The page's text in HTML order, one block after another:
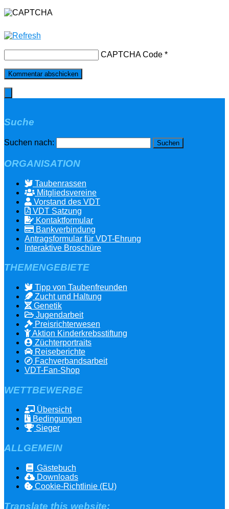
CAPTCHA Code *
Suche
Suchen nach:
ORGANISATION
Taubenrassen
Mitgliedsvereine
Vorstand des VDT
VDT Satzung
Kontaktformular
Bankverbindung
Antragsformular für VDT-Ehrung
Interaktive Broschüre
THEMENGEBIETE
Tipp von Taubenfreunden
Zucht und Haltung
Genetik
Jugendarbeit
Preisrichterwesen
Aktion Kinderkrebsstiftung
Züchterportraits
Reiseberichte
Fachverbandsarbeit
VDT-Fan-Shop
WETTBEWERBE
Übersicht
Bedingungen
Sieger
ALLGEMEIN
Gästebuch
Downloads
Cookie-Richtlinie (EU)
Translate this website: